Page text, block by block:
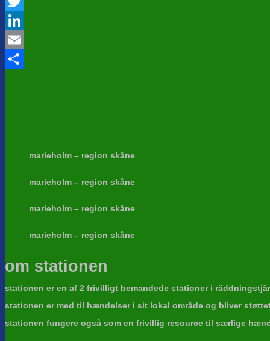
Twitter
LinkedIn
Email
marieholm – region skåne
marieholm – region skåne
marieholm – region skåne
marieholm – region skåne
om stationen
stationen er en af 2 frivilligt bemandede stationer i
stationen er med til hændelser i sit lokal område og bliver
stationen fungere også som en frivillig resource til særlige